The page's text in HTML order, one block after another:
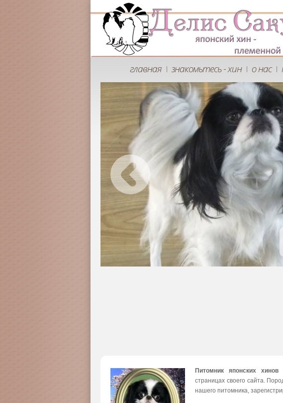
главная | знакомьтесь - хин | о нас |
Питомник японских
страницах своего сайта.
нашего питомника,